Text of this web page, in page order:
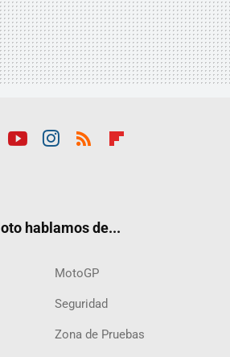
hablamos de...
MotoGP
Seguridad
Zona de Pruebas